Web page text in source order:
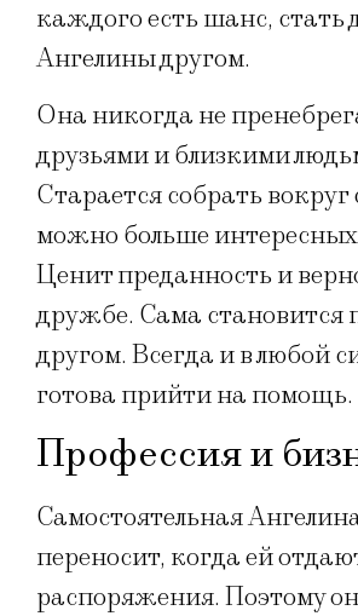
каждого есть шанс, стать
Ангелины другом.
Она никогда не
друзьями и близкими
Старается собрать вокруг
можно больше
Ценит преданность и
дружбе. Сама становится
другом. Всегда и в любой
готова прийти на помощь.
Профессия и
Самостоятельная
переносит, когда ей
распоряжения. Поэтому